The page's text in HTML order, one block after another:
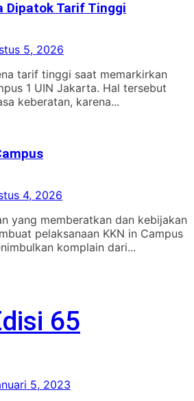
Dipatok Tarif Tinggi
5, 2026
tarif tinggi saat memarkirkan
1 UIN Jakarta. Hal tersebut
keberatan, karena...
4, 2026
yang memberatkan dan kebijakan
pelaksanaan KKN in Campus
komplain dari...
65
5, 2023